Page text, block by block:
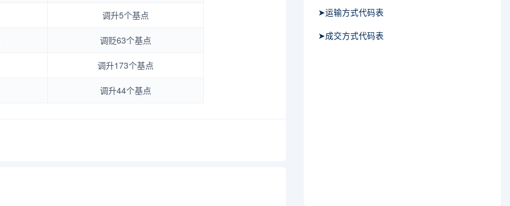
调升5个基点
调贬63个基点
调升173个基点
调升44个基点
➤运输方式代码表
➤成交方式代码表